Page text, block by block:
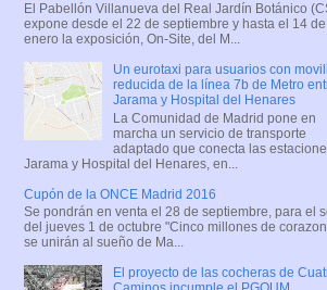
El Pabellón Villanueva del Real Jardín Botánico
expone desde el 22 de septiembre y hasta el 14 de
enero la exposición, On-Site, del M...
Un eurotaxi para usuarios con
reducida de la línea 7b de Metro
Jarama y Hospital del Henares
La Comunidad de Madrid pone en
marcha un servicio de transporte
adaptado que conecta las
Jarama y Hospital del Henares, en...
Cupón de la ONCE Madrid 2016
Se pondrán en venta el 28 de septiembre, para el
del jueves 1 de octubre "Cinco millones de
se unirán al sueño de Ma...
El proyecto de las cocheras de